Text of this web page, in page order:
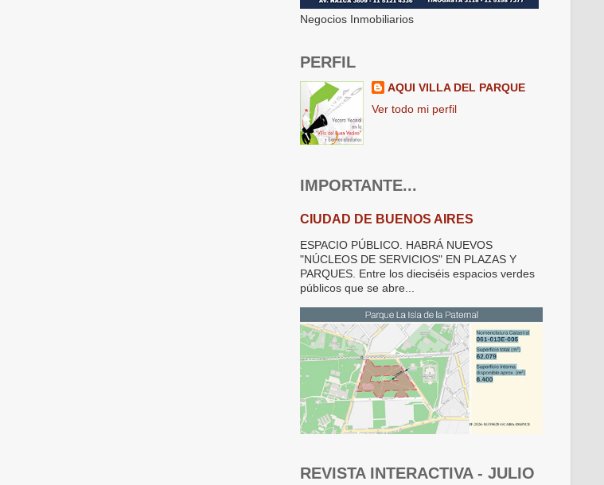
Negocios Inmobiliarios
PERFIL
AQUI VILLA DEL PARQUE
Ver todo mi perfil
IMPORTANTE...
CIUDAD DE BUENOS AIRES
ESPACIO PÚBLICO. HABRÁ NUEVOS
"NÚCLEOS DE SERVICIOS" EN PLAZAS Y
PARQUES. Entre los dieciséis espacios verdes
públicos que se abre...
REVISTA INTERACTIVA - JULIO